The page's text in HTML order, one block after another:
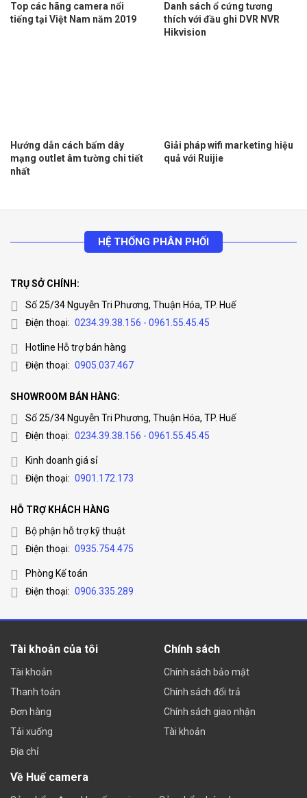
Top các hãng camera nổi
tiếng tại Việt Nam năm 2019
Danh sách ổ cứng tương
thích với đầu ghi DVR NVR
Hikvision
Hướng dẫn cách bấm dây
mạng outlet âm tường chi tiết
nhất
Giải pháp wifi marketing hiệu
quả với Ruijie
HỆ THỐNG PHÂN PHỐI
TRỤ SỞ CHÍNH:
Số 25/34 Nguyễn Tri Phương, Thuận Hóa, TP. Huế
Điện thoại: 0234.39.38.156 - 0961.55.45.45
Hotline Hỗ trợ bán hàng
Điện thoại: 0905.037.467
SHOWROOM BÁN HÀNG:
Số 25/34 Nguyễn Tri Phương, Thuận Hóa, TP. Huế
Điện thoại: 0234.39.38.156 - 0961.55.45.45
Kinh doanh giá sỉ
Điện thoại: 0901.172.173
HỖ TRỢ KHÁCH HÀNG
Bộ phận hỗ trợ kỹ thuật
Điện thoại: 0935.754.475
Phòng Kế toán
Điện thoại: 0906.335.289
Tài khoản của tôi
Tài khoản
Thanh toán
Đơn hàng
Tải xuống
Địa chỉ
Chính sách
Chính sách bảo mật
Chính sách đổi trả
Chính sách giao nhận
Tài khoản
Về Huế camera